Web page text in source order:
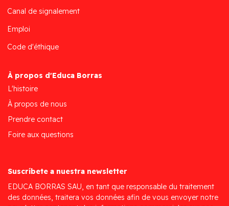
Canal de signalement
Emploi
Code d'éthique
À propos d'Educa Borras
L'histoire
À propos de nous
Prendre contact
Foire aux questions
Suscríbete a nuestra newsletter
EDUCA BORRAS SAU, en tant que responsable du traitement
des données, traitera vos données afin de vous envoyer notre